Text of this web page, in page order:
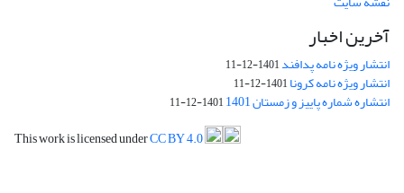
آخرین اخبار
انتشار ویژه نامه پدافند1401-12-11
انتشار ویژه نامه کرونا1401-12-11
انتشاره شماره پاییز و زمستان 1401 1401-12-11
This work is licensed underCC BY 4.0